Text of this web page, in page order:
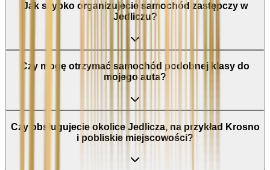
Jak szybko organizujecie samochód zastępczy w
Jedliczu?
Czy mogę otrzymać samochód podobnej klasy do
mojego auta?
Czy obsługujecie okolice Jedlicza, na przykład Krosno
i pobliskie miejscowości?